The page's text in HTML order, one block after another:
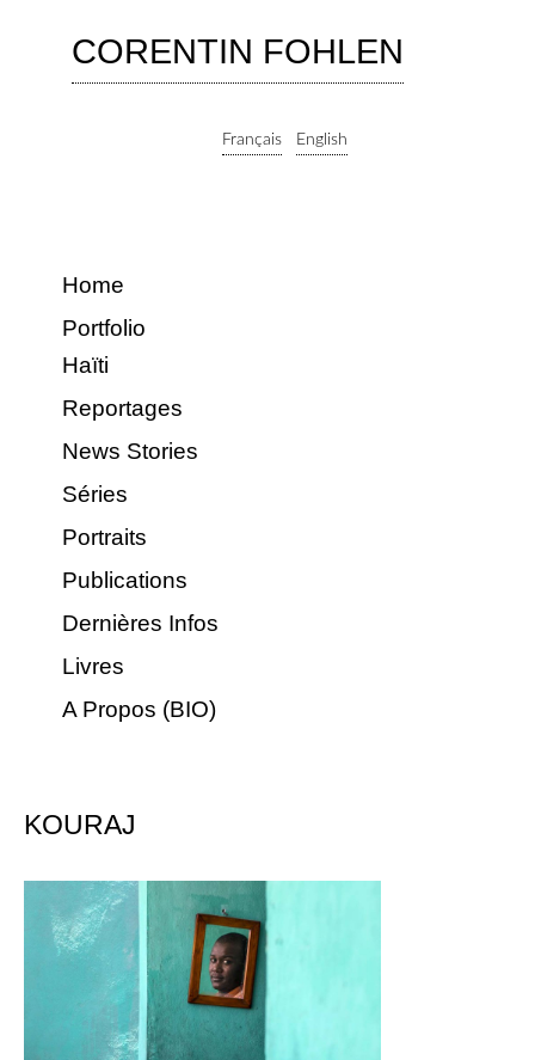
CORENTIN FOHLEN
Français English
Home
Portfolio
Haïti
Reportages
News Stories
Séries
Portraits
Publications
Dernières Infos
Livres
A Propos (BIO)
KOURAJ